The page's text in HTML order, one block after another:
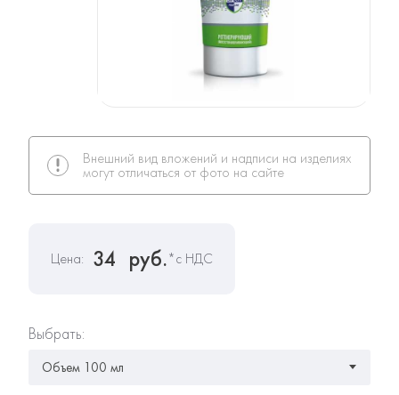
Внешний вид вложений и надписи на изделиях
могут отличаться от фото на сайте
Цена: 34 руб.*с НДС
Выбрать: